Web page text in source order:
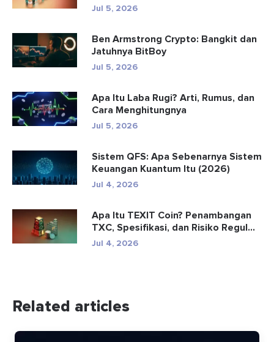
Jul 5, 2026
Ben Armstrong Crypto: Bangkit dan
Jatuhnya BitBoy
Jul 5, 2026
Apa Itu Laba Rugi? Arti, Rumus, dan
Cara Menghitungnya
Jul 5, 2026
Sistem QFS: Apa Sebenarnya Sistem
Keuangan Kuantum Itu (2026)
Jul 4, 2026
Apa Itu TEXIT Coin? Penambangan
TXC, Spesifikasi, dan Risiko Regul...
Jul 4, 2026
Related articles